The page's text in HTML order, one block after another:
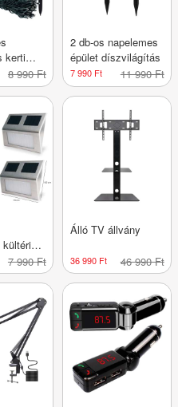
kerti
8 990 Ft
2 db-os napelemes
épület díszvilágítás
7 990 Ft 11 990 Ft
kültéri
lámpa
7 990 Ft
Álló TV állvány
36 990 Ft 46 990 Ft